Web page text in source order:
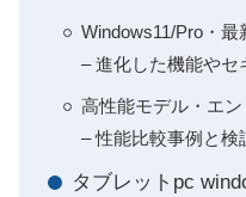
Windows11/Pro・
– 進化した機能やセ
高性能モデル・エ
– 性能比較事例と検
タブレットpc